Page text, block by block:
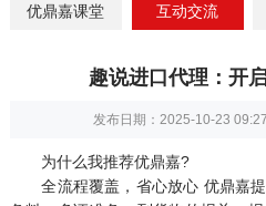
优鼎嘉课堂 互动交流
趣说进口代理：开
发布日期：2025-10-23
为什么我推荐优鼎嘉?
全流程覆盖，省心放心 优鼎嘉提